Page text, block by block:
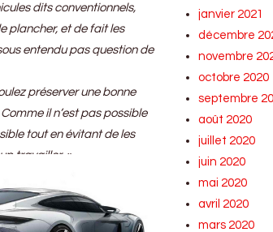
dits conventionnels,
plancher, et de fait les
entendu pas question de
préserver une bonne
il n’est pas possible
tout en évitant de les
travailler. »
janvier 2021
décembre
novembre
octobre 2020
septembre
août 2020
juillet 2020
juin 2020
mai 2020
avril 2020
mars 2020